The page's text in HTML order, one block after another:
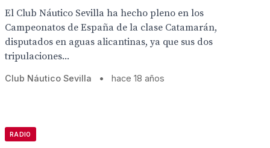
El Club Náutico Sevilla ha hecho pleno en los
Campeonatos de España de la clase Catamarán,
disputados en aguas alicantinas, ya que sus dos
tripulaciones...
Club Náutico Sevilla • hace 18 años
RADIO